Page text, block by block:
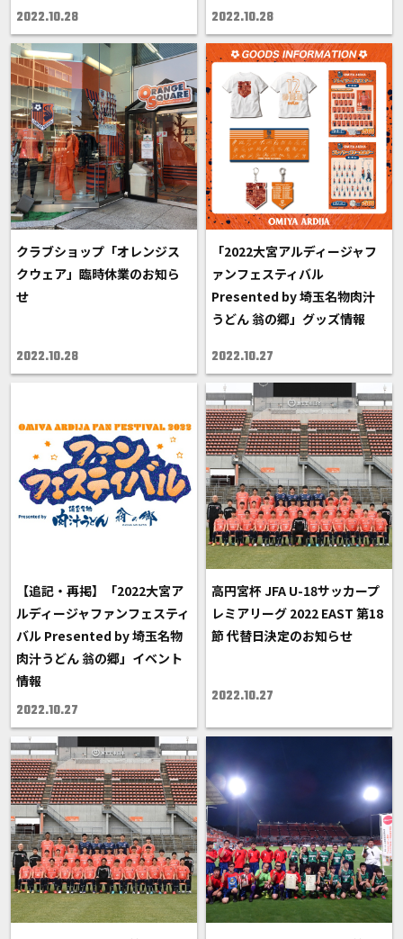
2022.10.28 2022.10.28
クラブショップ「オレンジス
クウェア」臨時休業のお知ら
せ
2022.10.28
「2022大宮アルディージャフ
ァンフェスティバル
Presented by 埼玉名物肉汁
うどん 翁の郷」グッズ情報
2022.10.27
【追記・再掲】「2022大宮ア
ルディージャファンフェスティ
バル Presented by 埼玉名物
肉汁うどん 翁の郷」イベント
情報
2022.10.27
高円宮杯 JFA U-18サッカープ
レミアリーグ 2022 EAST 第18
節 代替日決定のお知らせ
2022.10.27